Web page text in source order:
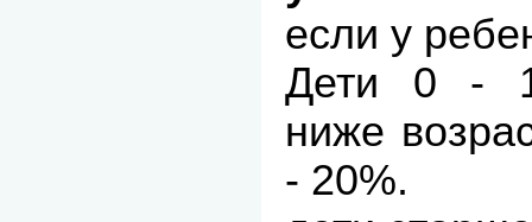
если у
Дети 0 -
ниже
- 20%.